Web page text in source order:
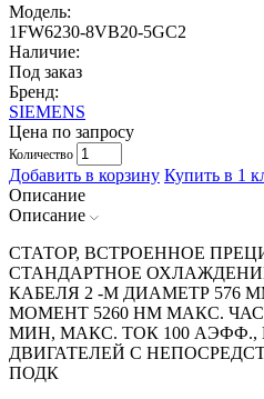
Модель:
1FW6230-8VB20-5GC2
Наличие:
Под заказ
Бренд:
SIEMENS
Цена по запросу
Количество
Добавить в корзину Купить в 1
Описание
Описание
СТАТОР, ВСТРОЕННОЕ
СТАНДАРТНОЕ
КАБЕЛЯ 2 -М ДИАМЕТР 576
МОМЕНТ 5260 HM МАКС.
МИН, МАКС. ТОК 100
ДВИГАТЕЛЕЙ С
ПОДК